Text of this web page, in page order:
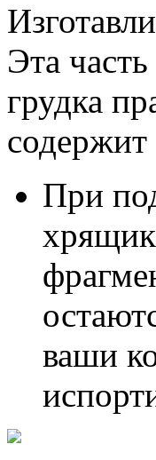
Эта
грудка
При
ваши